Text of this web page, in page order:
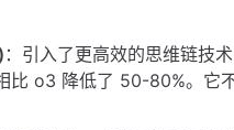
：引入了更高效的思维链技
比 o3 降低了 50-80%。它